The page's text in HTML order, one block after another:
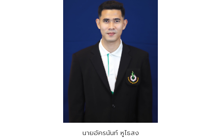
นายอัครนันท์ หูไธสง